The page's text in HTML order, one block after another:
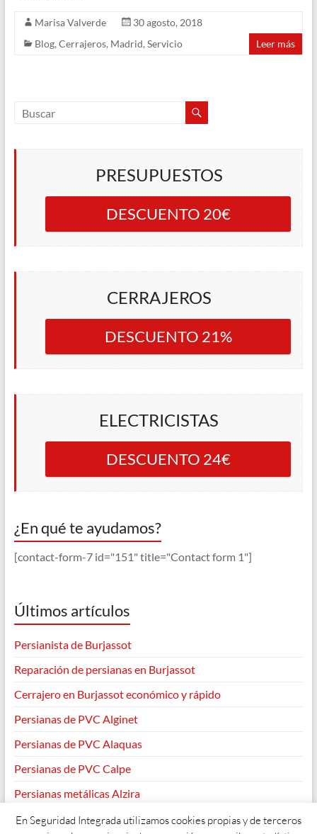
Marisa Valverde
30 agosto, 2018
Blog,Cerrajeros, Madrid,Servicio Leer más
PRESUPUESTOS
DESCUENTO 20€
CERRAJEROS
DESCUENTO 21%
ELECTRICISTAS
DESCUENTO 24€
¿En qué te ayudamos?
[contact-form-7 id="151" title="Contact form 1"]
Últimos artículos
Persianista de Burjassot
Reparación de persianas en Burjassot
Cerrajero en Burjassot económico y rápido
Persianas de PVC Alginet
Persianas de PVC Alaquas
Persianas de PVC Calpe
Persianas metálicas Alzira
En Seguridad Integrada utilizamos cookies propias y de terceros